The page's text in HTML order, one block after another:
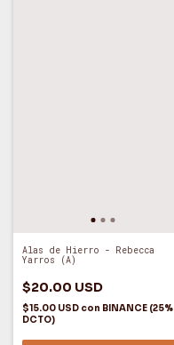
Alas de Hierro - Rebecca
Yarros (A)
$20.00 USD
$15.00 USD con BINANCE (25%
DCTO)